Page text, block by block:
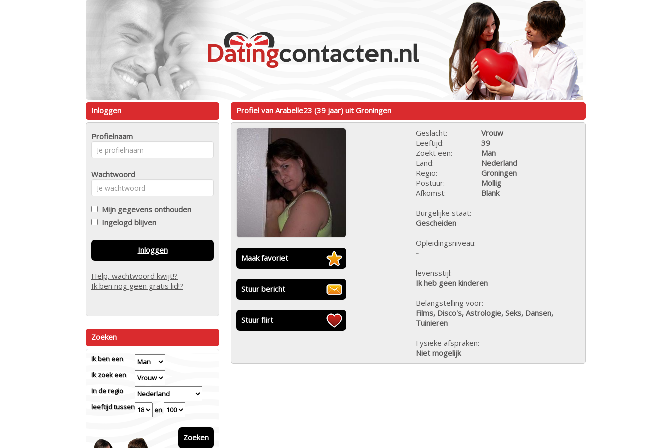
Profiel van Arabelle23 (39 jaar) uit Groningen
Maak favoriet
Stuur bericht
Stuur flirt
Geslacht:
Vrouw
Leeftijd:
39
Zoekt een:
Man
Land:
Nederland
Regio:
Groningen
Postuur:
Mollig
Afkomst:
Blank
Burgelijke staat:
Gescheiden
Opleidingsniveau:
-
levensstijl:
Ik heb geen kinderen
Belangstelling voor:
Films, Disco's, Astrologie, Seks, Dansen,
Tuinieren
Fysieke afspraken:
Niet mogelijk
Inloggen
Profielnaam
Wachtwoord
Mijn gegevens onthouden
Ingelogd blijven
Inloggen
Help, wachtwoord kwijt!?
Ik ben nog geen gratis lid!?
Zoeken
Ik ben een
Ik zoek een
In de regio
leeftijd tussen
en
Zoeken